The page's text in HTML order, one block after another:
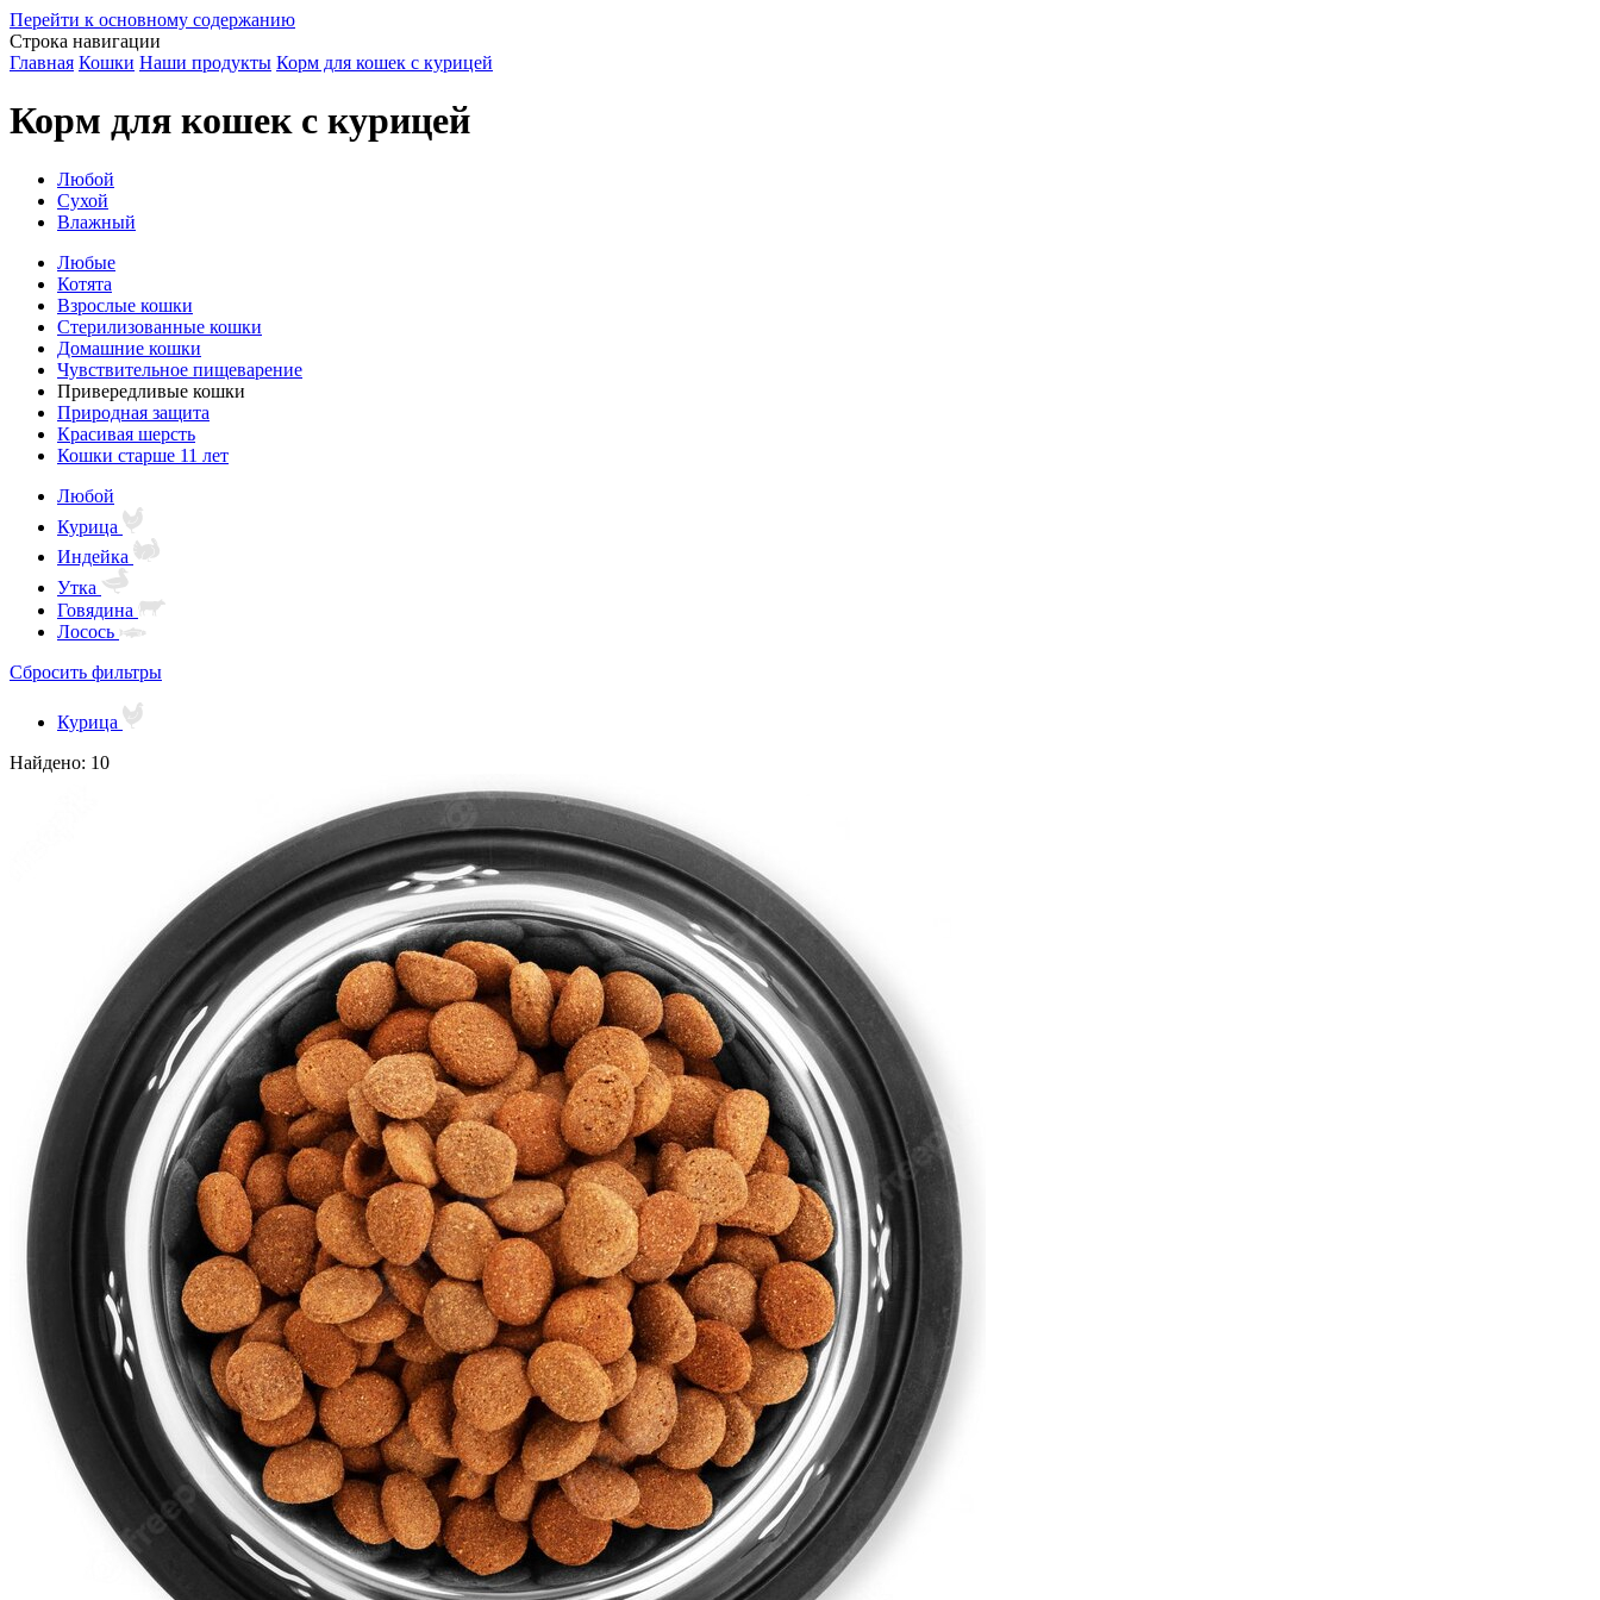
Перейти к основному содержанию
Строка навигации
Главная Кошки Наши продукты Корм для кошек с курицей
Корм для кошек с курицей
Любой
Сухой
Влажный
Любые
Котята
Взрослые кошки
Стерилизованные кошки
Домашние кошки
Чувствительное пищеварение
Привередливые кошки
Природная защита
Красивая шерсть
Кошки старше 11 лет
Любой
Курица
Индейка
Утка
Говядина
Лосось
Сбросить фильтры
Курица
Найдено: 10